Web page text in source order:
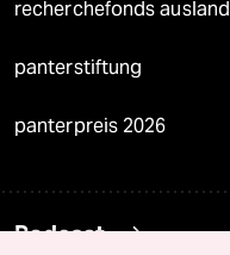
recherchefonds ausland
panterstiftung
panterpreis 2026
Podcast